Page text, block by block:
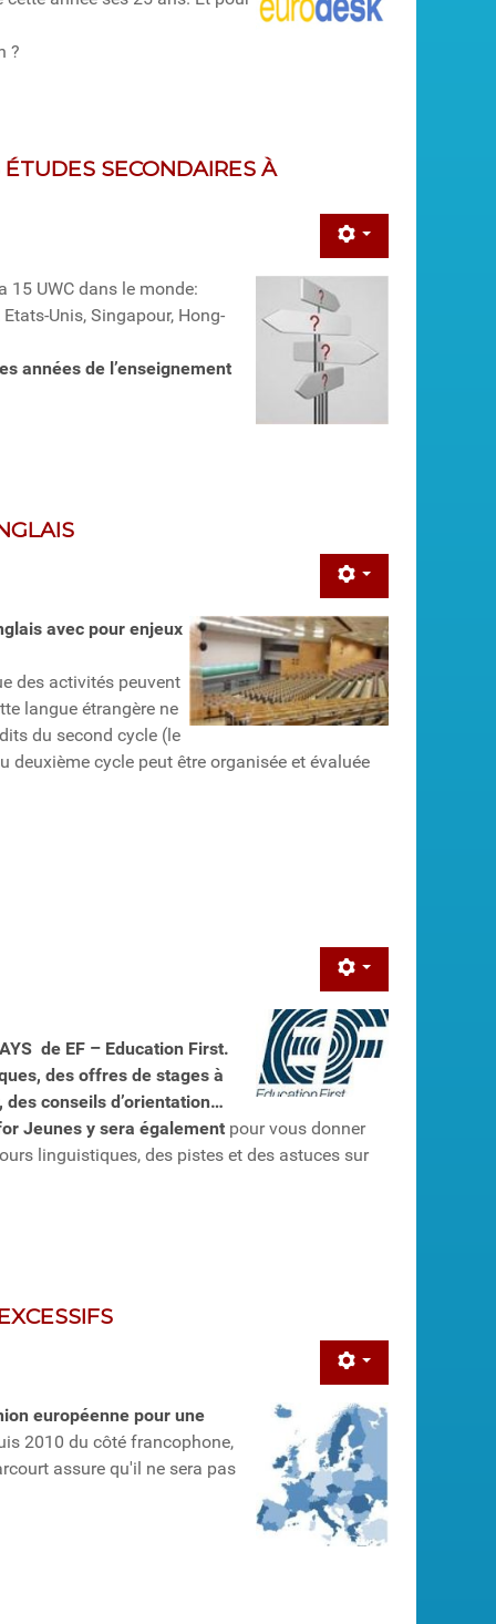
?
SECONDAIRES À
15 UWC dans le monde:
Unis, Singapour, Hong-
années de l’enseignement
avec pour enjeux
des activités peuvent
langue étrangère ne
du second cycle (le
deuxième cycle peut être organisée et évaluée
de EF – Education First.
des offres de stages à
des conseils d’orientation…
Jeunes y sera également pour vous donner
linguistiques, des pistes et des astuces sur
européenne pour une
2010 du côté francophone,
assure qu'il ne sera pas